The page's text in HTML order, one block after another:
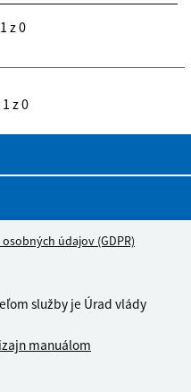
z 0
z 0
údajov (GDPR)
služby je Úrad vlády
manuálom